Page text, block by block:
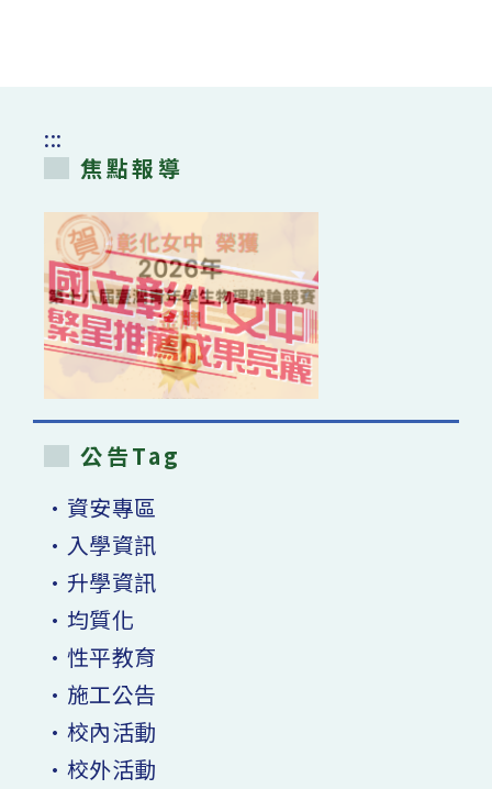
:::
焦點報導
公告Tag
•資安專區
•入學資訊
•升學資訊
•均質化
•性平教育
•施工公告
•校內活動
•校外活動